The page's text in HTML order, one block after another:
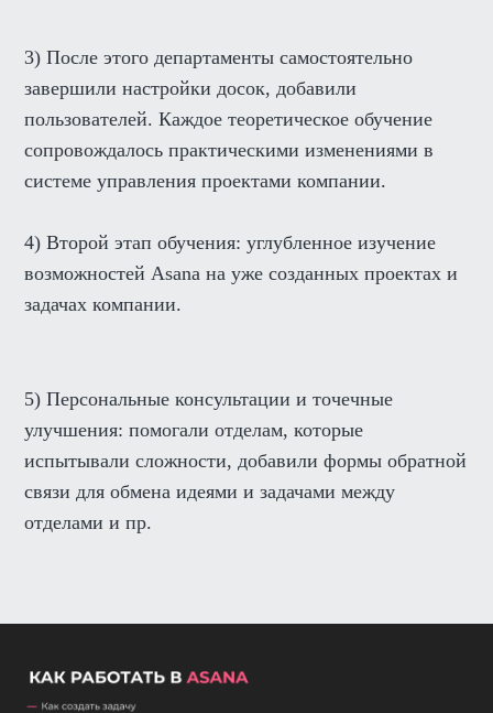
3) После этого департаменты самостоятельно
завершили настройки досок, добавили
пользователей. Каждое теоретическое обучение
сопровождалось практическими изменениями в
системе управления проектами компании.
4) Второй этап обучения: углубленное изучение
возможностей Asana на уже созданных проектах и
задачах компании.
5) Персональные консультации и точечные
улучшения: помогали отделам, которые
испытывали сложности, добавили формы обратной
связи для обмена идеями и задачами между
отделами и пр.